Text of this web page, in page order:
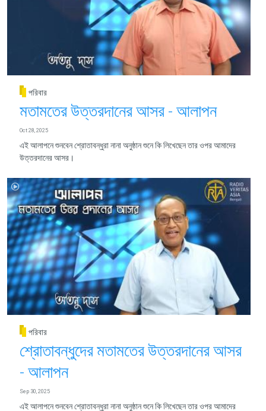
পরিবার
মতামতের উত্তরদানের আসর - আলাপন
Oct 28, 2025
এই আলাপনে শুনবেন শ্রোতাবন্ধুরা নানা অনুষ্ঠান শুনে কি লিখেছেন তার ওপর আমাদের
উত্তরদানের আসর।
পরিবার
শ্রোতাবন্ধুদের মতামতের উত্তরদানের আসর
- আলাপন
Sep 30, 2025
এই আলাপনে শুনবেন শ্রোতাবন্ধুরা নানা অনুষ্ঠান শুনে কি লিখেছেন তার ওপর আমাদের